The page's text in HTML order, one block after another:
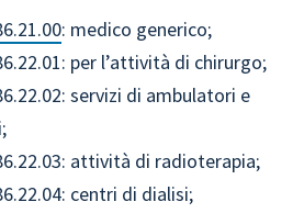
: medico generico;
per l’attività di chirurgo;
servizi di ambulatori e
attività di radioterapia;
centri di dialisi;